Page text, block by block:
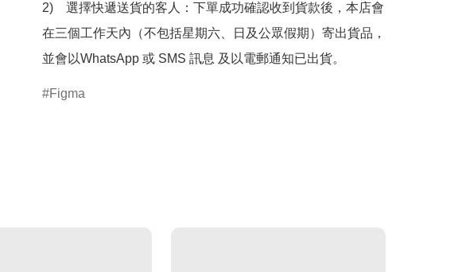
2)　選擇快遞送貨的客人：下單成功確認收到貨款後，本店會
在三個工作天內（不包括星期六、日及公眾假期）寄出貨品，
並會以WhatsApp 或 SMS 訊息 及以電郵通知已出貨。
Figma